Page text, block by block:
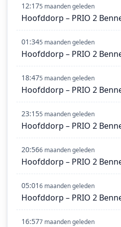
12:175 maanden geleden
Hoofddorp – PRIO 2
01:345 maanden geleden
Hoofddorp – PRIO 2
18:475 maanden geleden
Hoofddorp – PRIO 2
23:155 maanden geleden
Hoofddorp – PRIO 2
20:566 maanden geleden
Hoofddorp – PRIO 2
05:016 maanden geleden
Hoofddorp – PRIO 2
16:577 maanden geleden